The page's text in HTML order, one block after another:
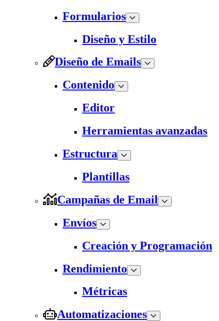
Formularios
Diseño y Estilo
Diseño de Emails
Contenido
Editor
Herramientas avanzadas
Estructura
Plantillas
Campañas de Email
Envíos
Creación y Programación
Rendimiento
Métricas
Automatizaciones